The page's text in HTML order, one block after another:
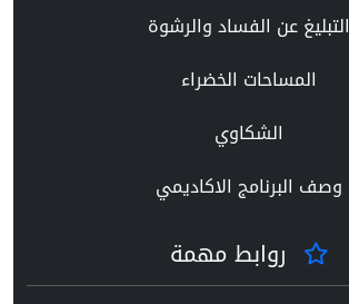
التبليغ عن الفساد والرشوة
المساحات الخضراء
الشكاوي
وصف البرنامج الاكاديمي
روابط مهمة